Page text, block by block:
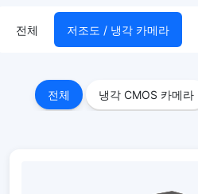
전체 저조도 / 냉각 카메라
전체 냉각 CMOS 카메라